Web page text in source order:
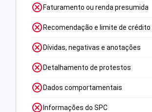
Faturamento ou renda presumida
Recomendação e limite de crédito
Dívidas, negativas e anotações
Detalhamento de protestos
Dados comportamentais
Informações do SPC